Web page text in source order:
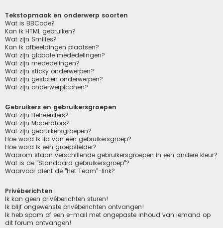
Tekstopmaak en onderwerp soorten
Wat is BBCode?
Kan ik HTML gebruiken?
Wat zijn Smilies?
Kan ik afbeeldingen plaatsen?
Wat zijn globale mededelingen?
Wat zijn mededelingen?
Wat zijn sticky onderwerpen?
Wat zijn gesloten onderwerpen?
Wat zijn onderwerpiconen?
Gebruikers en gebruikersgroepen
Wat zijn Beheerders?
Wat zijn Moderators?
Wat zijn gebruikersgroepen?
Hoe word ik lid van een gebruikersgroep?
Hoe word ik een groepsleider?
Waarom staan verschillende gebruikersgroepen in een andere kleur?
Wat is de "Standaard gebruikersgroep"?
Waarvoor dient de "Het Team"-link?
Privéberichten
Ik kan geen privéberichten sturen!
Ik blijf ongewenste privéberichten ontvangen!
Ik heb spam of een e-mail met ongepaste inhoud van iemand op
dit forum ontvangen!